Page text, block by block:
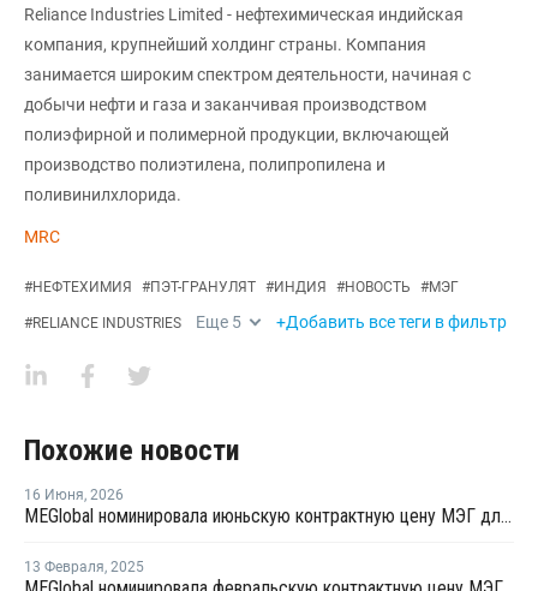
Reliance Industries Limited - нефтехимическая индийская
компания, крупнейший холдинг страны. Компания
занимается широким спектром деятельности, начиная с
добычи нефти и газа и заканчивая производством
полиэфирной и полимерной продукции, включающей
производство полиэтилена, полипропилена и
поливинилхлорида.
MRC
#НЕФТЕХИМИЯ #ПЭТ-ГРАНУЛЯТ #ИНДИЯ #НОВОСТЬ #МЭГ
#RELIANCE INDUSTRIES Еще 5 +Добавить все теги в фильтр
Похожие новости
16 Июня, 2026
MEGlobal номинировала июньскую контрактную цену МЭГ для Азии
13 Февраля, 2025